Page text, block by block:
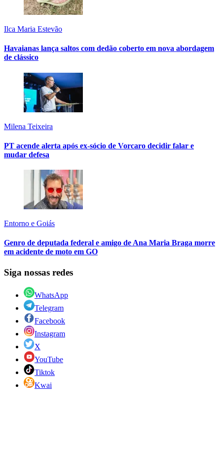
Ilca Maria Estevão
Havaianas lança saltos com dedão coberto em nova abordagem
de clássico
Milena Teixeira
PT acende alerta após ex-sócio de Vorcaro decidir falar e
mudar defesa
Entorno e Goiás
Genro de deputada federal e amigo de Ana Maria Braga morre
em acidente de moto em GO
Siga nossas redes
WhatsApp
Telegram
Facebook
Instagram
X
YouTube
Tiktok
Kwai